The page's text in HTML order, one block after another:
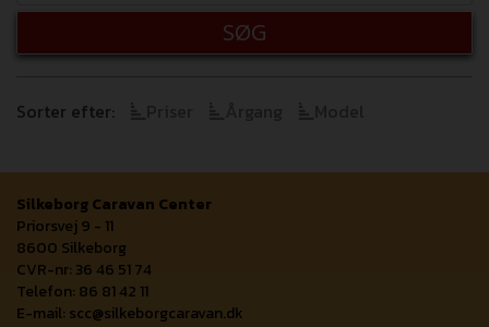
SØG
Sorter efter:
Silkeborg Caravan Center
Priorsvej 9 - 11
8600 Silkeborg
CVR-nr: 36 46 51 74
Telefon: 86 81 42 11
E-mail: scc@silkeborgcaravan.dk